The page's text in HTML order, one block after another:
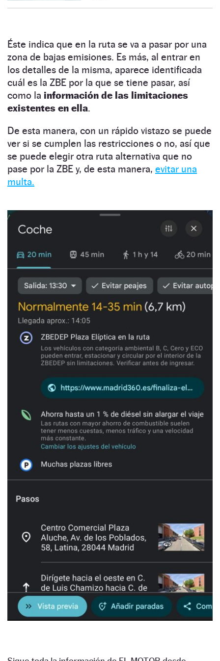
Éste indica que en la ruta se va a pasar por una
zona de bajas emisiones. Es más, al entrar en
los detalles de la misma, aparece identificada
cuál es la ZBE por la que se tiene pasar, así
como la información de las limitaciones
existentes en ella.
De esta manera, con un rápido vistazo se puede
ver si se cumplen las restricciones o no, así que
se puede elegir otra ruta alternativa que no
pase por la ZBE y, de esta manera, evitar una
multa.